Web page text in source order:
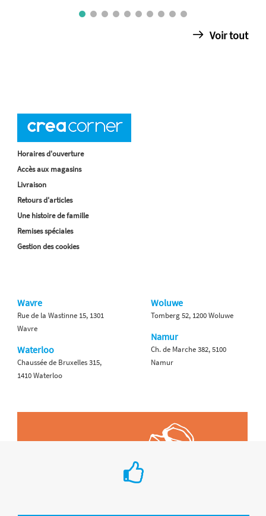
Voir tout
Horaires d'ouverture
Accès aux magasins
Livraison
Retours d'articles
Une histoire de famille
Remises spéciales
Gestion des cookies
Wavre
Rue de la Wastinne 15, 1301
Wavre
Waterloo
Chaussée de Bruxelles 315,
1410 Waterloo
Woluwe
Tomberg 52, 1200 Woluwe
Namur
Ch. de Marche 382, 5100
Namur